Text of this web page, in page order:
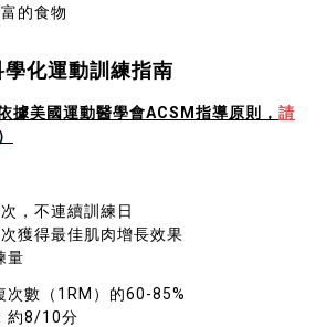
的食物
學化運動訓練指南
據美國運動醫學會ACSM 指導原則， 請
）
，不連續訓練日
獲得最佳肌肉增長效果
量
次數（1RM）的60-85%
約8/10分